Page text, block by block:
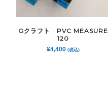
Gクラフト PVC MEASURE
120
¥4,400 (税込)